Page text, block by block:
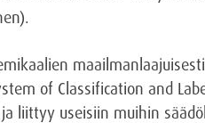
of Classification and
liittyy useisiin muihin